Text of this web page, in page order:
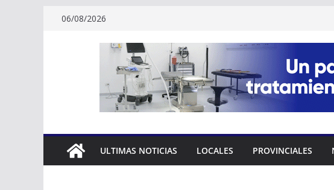
06/08/2026
ULTIMAS NOTICIAS LOCALES PROVINCIALES